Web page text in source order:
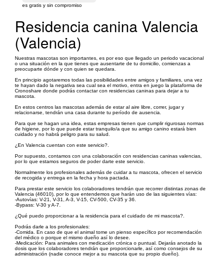
es gratis y sin compromiso
Residencia canina Valencia
(Valencia)
Nuestras mascotas son importantes, es por eso que llegado un periodo vacacional
o una situación en la que tienes que ausentarte de tu domicilio, comienzas a
preocuparte dónde y con quien se quedara.
En principio agotaremos todas las posibilidades entre amigos y familiares, una vez
te hayan dado la negativa sea cual sea el motivo, entra en juego la plataforma de
Cronoshare donde podrás contactar con residencias caninas para dejar a tu
mascota.
En estos centros las mascotas además de estar al aire libre, correr, jugar y
relacionarse, tendrán una casa durante tu período de ausencia.
Para que se hagan una idea, estas empresas tienen que cumplir rigurosas normas
de higiene, por lo que puede estar tranquilo/a que su amigo canino estará bien
cuidado y no habrá peligro para su salud.
¿En Valencia cuentan con este servicio?.
Por supuesto, contamos con una colaboración con residencias caninas valencias,
por lo que estamos seguros de poder darte este servicio.
Normalmente los profesionales además de cuidar a tu mascota, ofrecen el servicio
de recogida y entrega en la fecha y hora pactada.
Para prestar este servicio los colaboradores tendrán que recorrer distintas zonas de
Valencia (46010), por lo que entendemos que harán uso de las siguientes vías:
-Autovías: V-21, V-31, A-3, V-15, CV-500, CV-35 y 36.
-Bypass: V-30 y A-7.
¿Qué puedo proporcionar a la residencia para el cuidado de mi mascota?.
Podrás darle a los profesionales:
-Comida. En caso de que el animal tome un pienso específico por recomendación
del médico o porque el mismo dueño así lo desee.
-Medicación: Para animales con medicación crónica o puntual. Dejarás anotado la
dosis que los colaboradores tendrán que proporcionarle, así como consejos de su
administración (nadie conoce mejor a su mascota que su propio dueño).